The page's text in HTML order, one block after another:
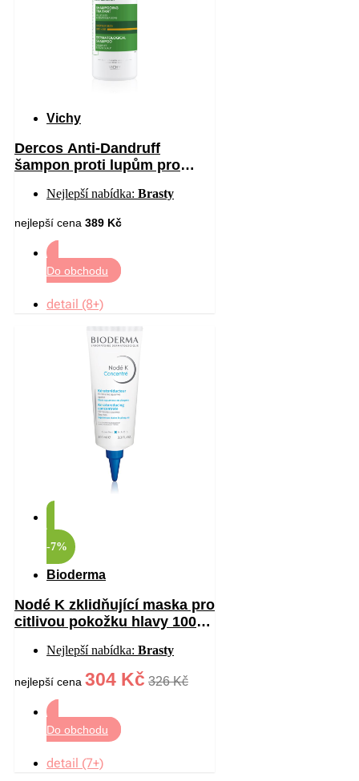
Vichy
Dercos Anti-Dandruff
šampon proti lupům pro
Nejlepší nabídka: Brasty
nejlepší cena 389 Kč
Do obchodu
detail (8+)
-7%
Bioderma
Nodé K zklidňující maska pro
citlivou pokožku hlavy 100
Nejlepší nabídka: Brasty
nejlepší cena 304 Kč 326 Kč
Do obchodu
detail (7+)